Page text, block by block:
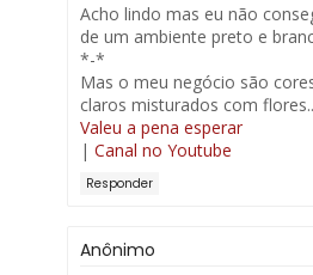
Acho lindo mas eu não
de um ambiente preto e
*-*
Mas o meu negócio são
claros misturados com
Valeu a pena esperar
| Canal no Youtube
Responder
Anônimo